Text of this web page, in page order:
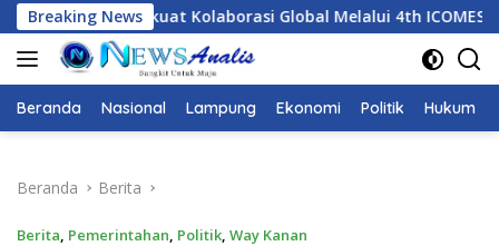
Langsung
ke
konten
Breaking News
Kolaborasi Global Melalui 4th ICOMESH 2026 Dari
Beranda Nasional Lampung Ekonomi Politik Hukum
Beranda Berita
Berita, Pemerintahan, Politik, Way Kanan